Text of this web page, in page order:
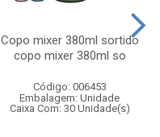
Copo mixer 380ml sortido
copo mixer 380ml so
Código: 006453
Embalagem: Unidade
Caixa Com: 30 Unidade(s)